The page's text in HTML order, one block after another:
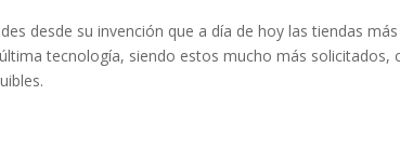
desde su invención que a día de hoy las tiendas
tecnología, siendo estos mucho más solicitados,